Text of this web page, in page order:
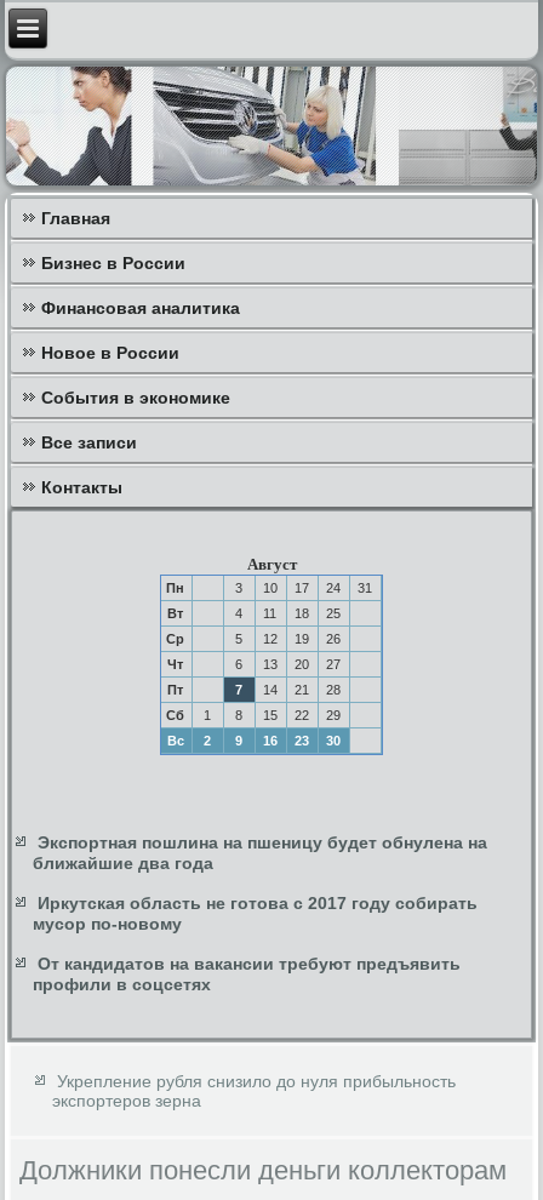
Главная
Бизнес в России
Финансовая аналитика
Новое в России
События в экономике
Все записи
Контакты
Август
Пн 3 10 17 24
31
Вт
4 11 18
25
Ср
5 12 19
26
Чт
6 13 20
27
Пт
7 14 21
28
Сб
1 8 15 22
29
Вс
2 9 16 23 30
Экспортная пошлина на пшеницу будет обнулена на
ближайшие два года
Иркутская область не готова с 2017 году собирать
мусор по-новому
От кандидатов на вакансии требуют предъявить
профили в соцсетях
Укрепление рубля снизило до нуля прибыльность
экспортеров зерна
Должники понесли деньги коллекторам